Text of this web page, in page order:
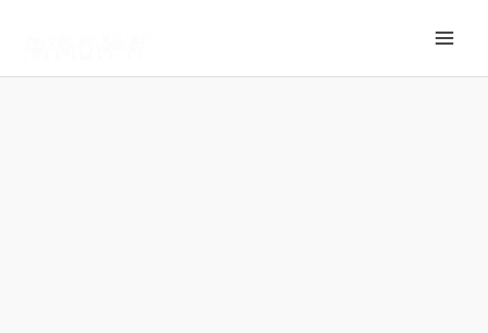
Main